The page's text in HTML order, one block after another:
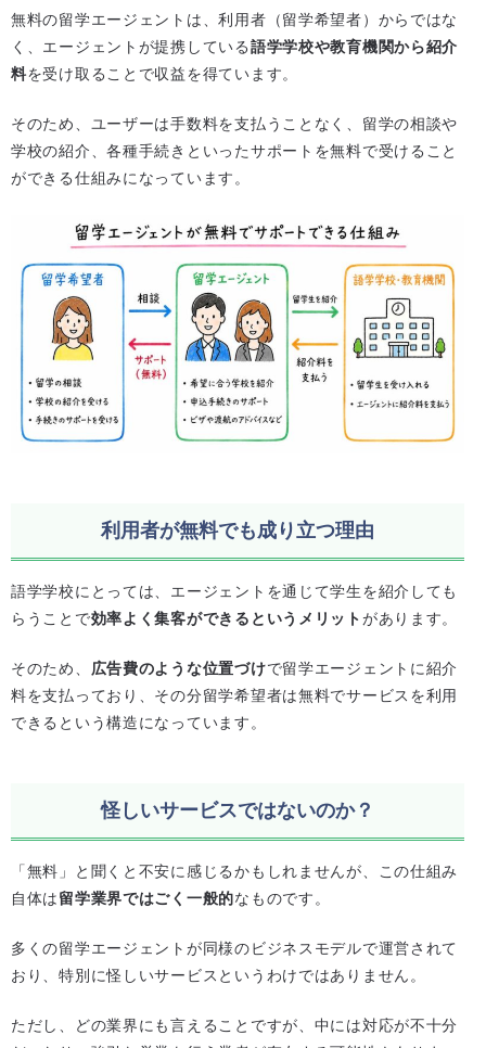
無料の留学エージェントは、利用者（留学希望者）からではな
く、エージェントが提携している語学学校や教育機関から紹介
料を受け取ることで収益を得ています。
そのため、ユーザーは手数料を支払うことなく、留学の相談や
学校の紹介、各種手続きといったサポートを無料で受けること
ができる仕組みになっています。
利用者が無料でも成り立つ理由
語学学校にとっては、エージェントを通じて学生を紹介しても
らうことで効率よく集客ができるというメリットがあります。
そのため、 広告費のような位置づけで留学エージェントに紹介
料を支払っており、その分留学希望者は無料でサービスを利用
できるという構造になっています。
怪しいサービスではないのか？
「無料」と聞くと不安に感じるかもしれませんが、この仕組み
自体は留学業界ではごく一般的なものです。
多くの留学エージェントが同様のビジネスモデルで運営されて
おり、特別に怪しいサービスというわけではありません。
ただし、どの業界にも言えることですが、中には対応が不十分